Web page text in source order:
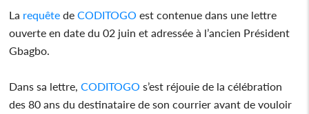
La requête deCODITOGO est contenue dans une lettre
ouverte en date du 02 juin et adressée à l’ancien Président
Gbagbo.
Dans sa lettre,CODITOGO s’est réjouie de la célébration
des 80 ans du destinataire de son courrier avant de vouloir